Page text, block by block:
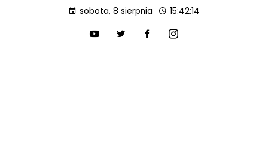
sobota, 8 sierpnia 15:42:15